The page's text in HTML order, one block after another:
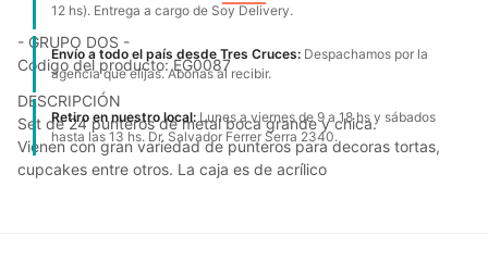
12 hs). Entrega a cargo de Soy Delivery.
Envío a todo el país desde Tres Cruces: Despachamos por la
agencia que elijas. Abonas al recibir.
Retiro en nuestro local:Lunes a viernes de 9 a 18 hs y sábados
hasta las 13 hs. Dr. Salvador Ferrer Serra 2340.
- GRUPO DOS -
Código del producto: EG0087
DESCRIPCIÓN
Set de 24 punteros de metal boca grande y chica.
Vienen con gran variedad de punteros para decoras tortas,
cupcakes entre otros. La caja es de acrílico